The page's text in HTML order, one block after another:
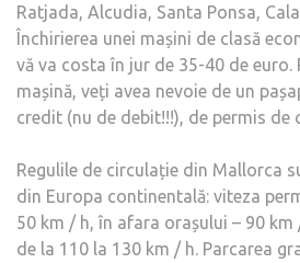
Ratjada, Alcudia, Santa Ponsa,
Închirierea unei mașini de clasă
vă va costa în jur de 35-40 de euro.
mașină, veți avea nevoie de un
credit (nu de debit!!!), de permis de
Regulile de circulație din Mallorca
din Europa continentală: viteza
50 km / h, în afara orașului – 90
de la 110 la 130 km / h. Parcarea